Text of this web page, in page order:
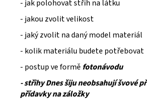
- jak polohovat střih na látku
- jakou zvolit velikost
- jaký zvolit na daný model materiál
- kolik materiálu budete potřebovat
- postup ve formě fotonávodu
- střihy Dnes šiju neobsahují švové
přídavky na záložky